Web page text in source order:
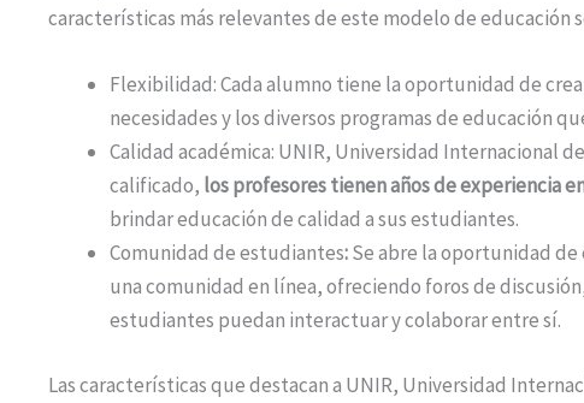
características más relevantes de este modelo de educación
Flexibilidad: Cada alumno tiene la oportunidad de
necesidades y los diversos programas de educación
Calidad académica: UNIR, Universidad Internacional
calificado, los profesores tienen años de experiencia
brindar educación de calidad a sus estudiantes.
Comunidad de estudiantes:Se abre la oportunidad
una comunidad en línea, ofreciendo foros de
estudiantes puedan interactuar y colaborar entre sí.
Las características que destacan a UNIR, Universidad